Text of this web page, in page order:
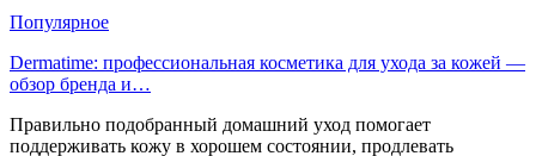
Популярное
Dermatime: профессиональная косметика для ухода за кожей —
обзор бренда и…
Правильно подобранный домашний уход помогает
поддерживать кожу в хорошем состоянии, продлевать